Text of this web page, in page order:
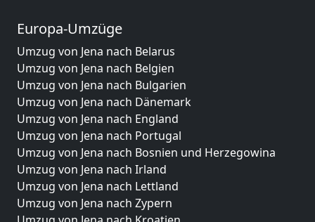
Europa-Umzüge
Umzug von Jena nach Belarus
Umzug von Jena nach Belgien
Umzug von Jena nach Bulgarien
Umzug von Jena nach Dänemark
Umzug von Jena nach England
Umzug von Jena nach Portugal
Umzug von Jena nach Bosnien und Herzegowina
Umzug von Jena nach Irland
Umzug von Jena nach Lettland
Umzug von Jena nach Zypern